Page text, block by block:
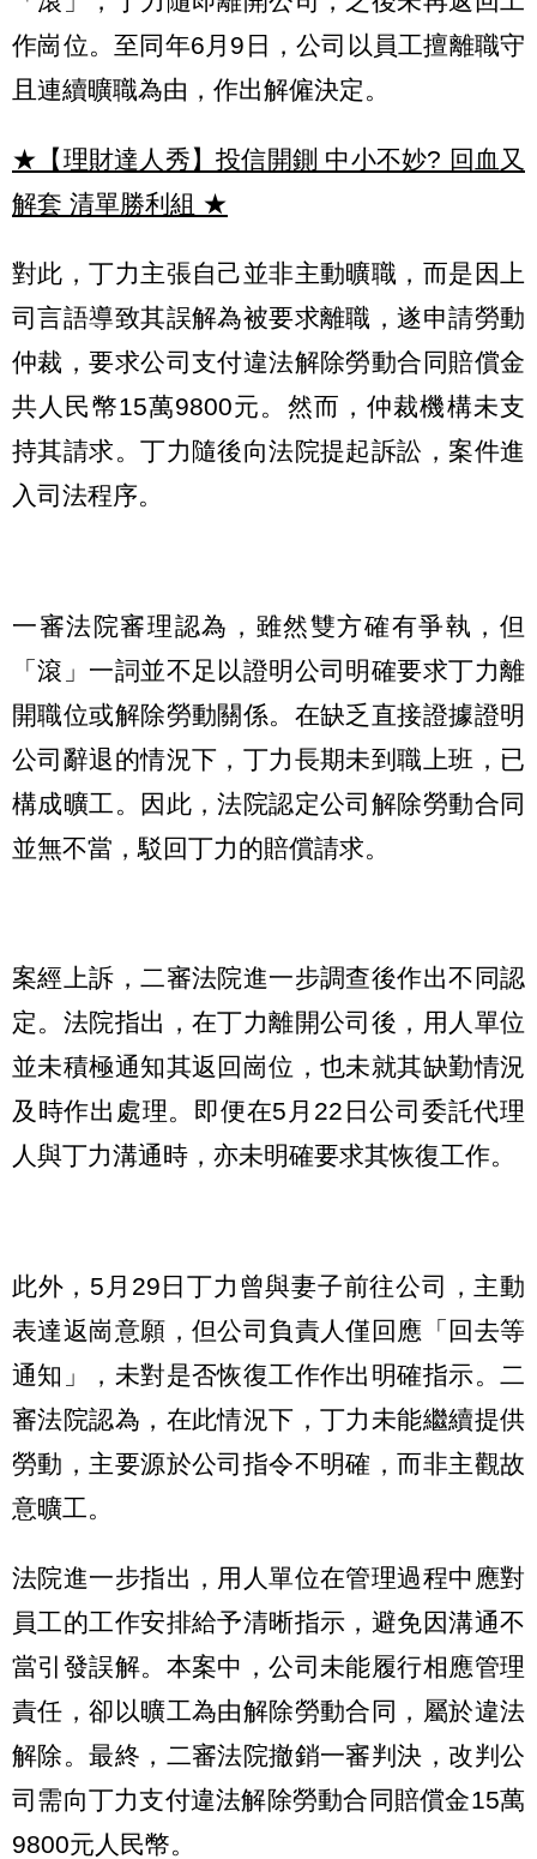
作崗位。至同年6月9日，公司以員工擅離職守
且連續曠職為由，作出解僱決定。
★【理財達人秀】投信開鍘 中小不妙? 回血又
解套 清單勝利組 ★
對此，丁力主張自己並非主動曠職，而是因上
司言語導致其誤解為被要求離職，遂申請勞動
仲裁，要求公司支付違法解除勞動合同賠償金
共人民幣15萬9800元。然而，仲裁機構未支
持其請求。丁力隨後向法院提起訴訟，案件進
入司法程序。
一審法院審理認為，雖然雙方確有爭執，但
「滾」一詞並不足以證明公司明確要求丁力離
開職位或解除勞動關係。在缺乏直接證據證明
公司辭退的情況下，丁力長期未到職上班，已
構成曠工。因此，法院認定公司解除勞動合同
並無不當，駁回丁力的賠償請求。
案經上訴，二審法院進一步調查後作出不同認
定。法院指出，在丁力離開公司後，用人單位
並未積極通知其返回崗位，也未就其缺勤情況
及時作出處理。即便在5月22日公司委託代理
人與丁力溝通時，亦未明確要求其恢復工作。
此外，5月29日丁力曾與妻子前往公司，主動
表達返崗意願，但公司負責人僅回應「回去等
通知」，未對是否恢復工作作出明確指示。二
審法院認為，在此情況下，丁力未能繼續提供
勞動，主要源於公司指令不明確，而非主觀故
意曠工。
法院進一步指出，用人單位在管理過程中應對
員工的工作安排給予清晰指示，避免因溝通不
當引發誤解。本案中，公司未能履行相應管理
責任，卻以曠工為由解除勞動合同，屬於違法
解除。最終，二審法院撤銷一審判決，改判公
司需向丁力支付違法解除勞動合同賠償金15萬
9800元人民幣。